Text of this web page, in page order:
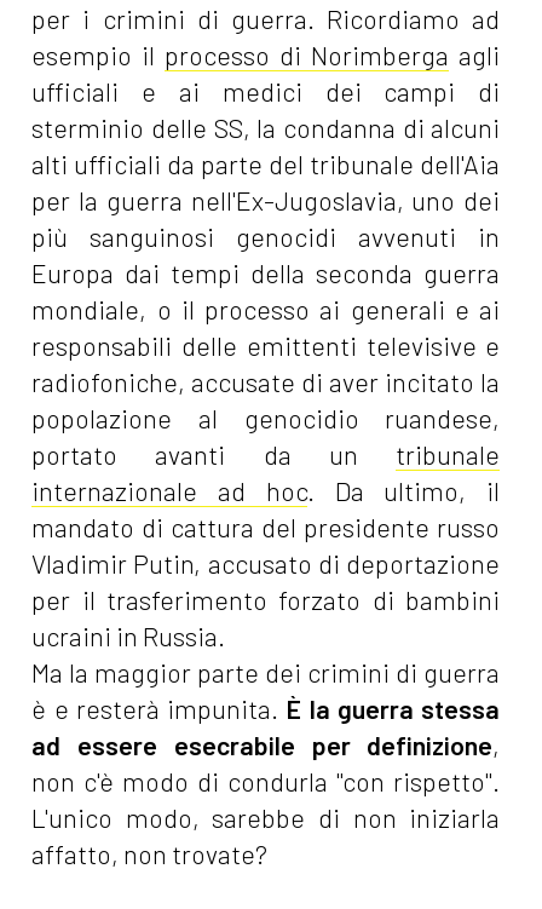
per i crimini di guerra. Ricordiamo ad
esempio il processo di Norimberga agli
ufficiali e ai medici dei campi di
sterminio delle SS, la condanna di alcuni
alti ufficiali da parte del tribunale dell'Aia
per la guerra nell'Ex-Jugoslavia, uno dei
più sanguinosi genocidi avvenuti in
Europa dai tempi della seconda guerra
mondiale, o il processo ai generali e ai
responsabili delle emittenti televisive e
radiofoniche, accusate di aver incitato la
popolazione al genocidio ruandese,
portato avanti da un tribunale
internazionale ad hoc. Da ultimo, il
mandato di cattura del presidente russo
Vladimir Putin, accusato di deportazione
per il trasferimento forzato di bambini
ucraini in Russia.
Ma la maggior parte dei crimini di guerra
è e resterà impunita. È la guerra stessa
ad essere esecrabile per definizione,
non c'è modo di condurla "con rispetto".
L'unico modo, sarebbe di non iniziarla
affatto, non trovate?